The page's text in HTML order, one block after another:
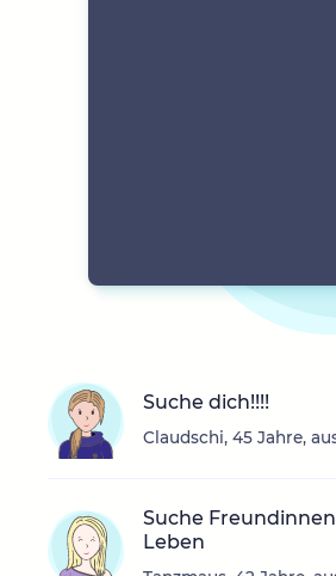
Suche dich!!!!
Claudschi, 45 Jahre,
Suche
Leben